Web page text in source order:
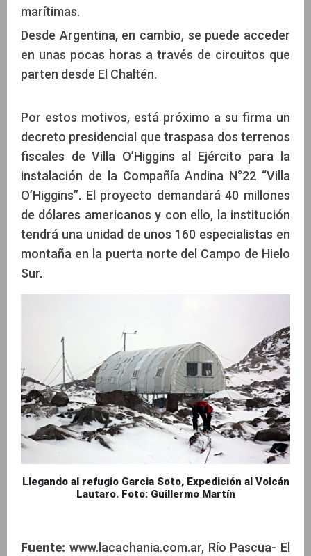
marítimas.
Desde Argentina, en cambio, se puede acceder
en unas pocas horas a través de circuitos que
parten desde El Chaltén.
Por estos motivos, está próximo a su firma un
decreto presidencial que traspasa dos terrenos
fiscales de Villa O’Higgins al Ejército para la
instalación de la Compañía Andina N°22 “Villa
O’Higgins”. El proyecto demandará 40 millones
de dólares americanos y con ello, la institución
tendrá una unidad de unos 160 especialistas en
montaña en la puerta norte del Campo de Hielo
Sur.
Llegando al refugio Garcia Soto, Expedición al Volcán
Lautaro. Foto: Guillermo Martín
Fuente: www.lacachania.com.ar, Río Pascua- El